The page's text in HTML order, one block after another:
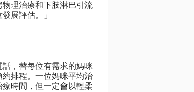
理治療和下肢淋巴引流
展評估。」
，替每位有需求的媽咪
排程。一位媽咪平均治
時間，但一定會以輕柔